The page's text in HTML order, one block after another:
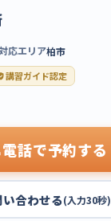
応エリア柏市
講習ガイド認定
電話で予約する
い合わせる(入力30秒)